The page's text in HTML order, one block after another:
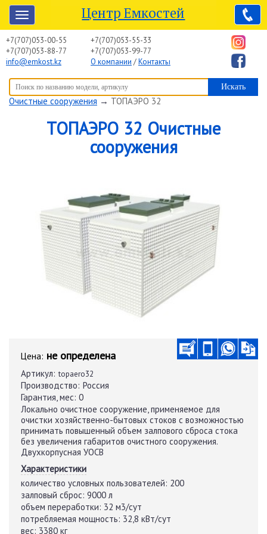
Центр Емкостей
+7(707)053-00-55
+7(707)053-88-77
info@emkost.kz
+7(707)053-55-33
+7(707)053-99-77
О компании /Контакты
Вы здесь:Центр Емкостей→ Емкостное оборудование→
Очистные сооружения → ТОПАЭРО 32
ТОПАЭРО 32 Очистные
сооружения
Цена: не определена
Артикул: topaero32
Производство: Россия
Гарантия, мес: 0
Локально очистное сооружение, применяемое для
очистки хозяйственно-бытовых стоков с возможностью
принимать повышенный объем залпового сброса стока
без увеличения габаритов очистного сооружения.
Двухкорпусная УОСВ
Характеристики
количество условных пользователей: 200
залповый сброс: 9000 л
объем переработки: 32 м3/сут
потребляемая мощность: 32,8 кВт/сут
вес: 3380 кг